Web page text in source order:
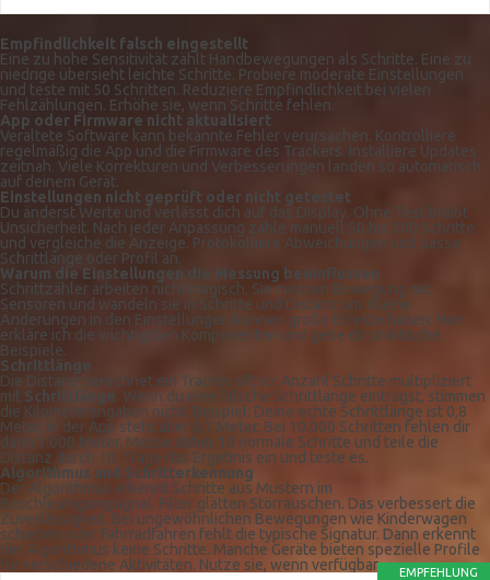
Empfindlichkeit falsch eingestellt
Eine zu hohe Sensitivität zählt Handbewegungen als Schritte. Eine zu
niedrige übersieht leichte Schritte. Probiere moderate Einstellungen
und teste mit 50 Schritten. Reduziere Empfindlichkeit bei vielen
Fehlzählungen. Erhöhe sie, wenn Schritte fehlen.
App oder Firmware nicht aktualisiert
Veraltete Software kann bekannte Fehler verursachen. Kontrolliere
regelmäßig die App und die Firmware des Trackers. Installiere Updates
zeitnah. Viele Korrekturen und Verbesserungen landen so automatisch
auf deinem Gerät.
Einstellungen nicht geprüft oder nicht getestet
Du änderst Werte und verlässt dich auf das Display. Ohne Test bleibt
Unsicherheit. Nach jeder Anpassung zähle manuell 50 bis 100 Schritte
und vergleiche die Anzeige. Protokolliere Abweichungen und passe
Schrittlänge oder Profil an.
Warum die Einstellungen die Messung beeinflussen
Schrittzähler arbeiten nicht magisch. Sie messen Bewegung mit
Sensoren und wandeln sie in Schritte und Distanz um. Kleine
Änderungen in den Einstellungen können große Effekte haben. Hier
erkläre ich die wichtigsten Komponenten und gebe dir praktische
Beispiele.
Schrittlänge
Die Distanz berechnet ein Tracker oft so: Anzahl Schritte multipliziert
mit Schrittlänge. Wenn du eine falsche Schrittlänge einträgst, stimmen
die Kilometerangaben nicht. Beispiel: Deine echte Schrittlänge ist 0,8
Meter, in der App steht aber 0,7 Meter. Bei 10.000 Schritten fehlen dir
dann 1.000 Meter. Messe daher 10 normale Schritte und teile die
Distanz durch 10. Trage das Ergebnis ein und teste es.
Algorithmus und Schritt­erkennung
Der Algorithmus erkennt Schritte aus Mustern im
Beschleunigungsignal. Filter glätten Störrauschen. Das verbessert die
Zuverlässigkeit. Bei ungewöhnlichen Bewegungen wie Kinderwagen
schieben oder Fahrradfahren fehlt die typische Signatur. Dann erkennt
der Algorithmus keine Schritte. Manche Geräte bieten spezielle Profile
für verschiedene Aktivitäten. Nutze sie, wenn verfügbar.
EMPFEHLUNG